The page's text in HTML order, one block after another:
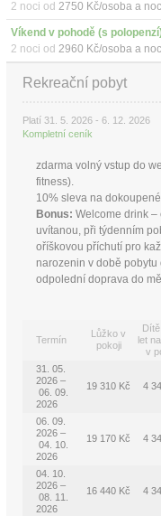
2 noci od 2750 Kč/osoba a noc
Víkend v pohodě (s
2 noci od 2960 Kč/osoba a noc
Rekreační pobyt
Platí 31. 5. 2026 - 6. 12. 2026
Kompletní ceník
zdarma volný vstup do
fitness).
10% sleva na
Bonus: Welcome drink
uvítanou, při týdenním
oříškovou příchutí pro
narozenin v době
odpolední doprava do
Termín
Lůžko v
pokoji
let
v
31. 05.
2026 –
06. 09.
2026
19 310 Kč 4
06. 09.
2026 –
04. 10.
2026
19 170 Kč 4
04. 10.
2026 –
08. 11.
2026
16 440 Kč 4